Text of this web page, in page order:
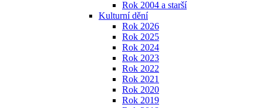
Rok 2004 a starší
Kulturní dění
Rok 2026
Rok 2025
Rok 2024
Rok 2023
Rok 2022
Rok 2021
Rok 2020
Rok 2019